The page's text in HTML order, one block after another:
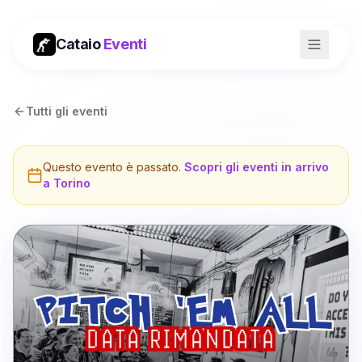
CataioEventi
Tutti gli eventi
Questo evento è passato. Scopri gli eventi in arrivo
a Torino